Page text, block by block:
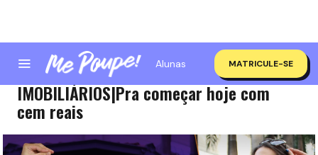
Alunas MATRICULE-SE
TOP 5 PASSOS PRA INVESTIR EM FUNDOS
IMOBILIÁRIOS|Pra começar hoje com
cem reais